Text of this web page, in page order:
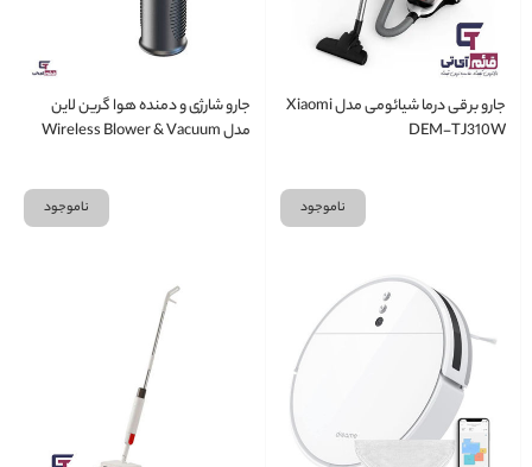
جارو برقی درما شیائومی مدل Xiaomi
DEM-TJ310W
ناموجود
جارو شارژی و دمنده هوا گرین لاین
مدل Wireless Blower & Vacuum
ناموجود